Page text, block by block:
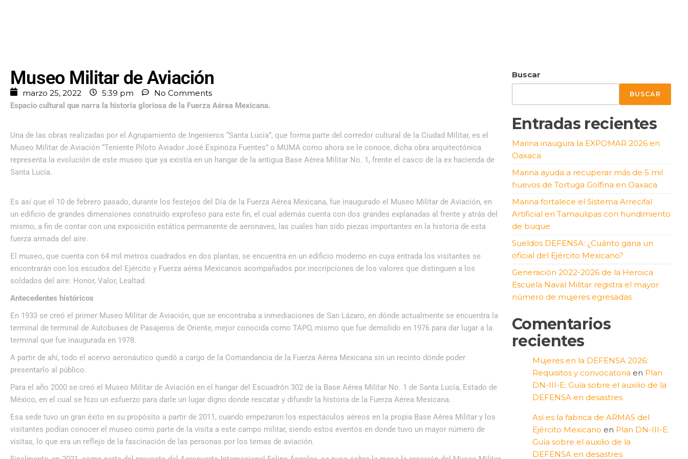
Museo Militar de Aviación
marzo 25, 2022 5:39 pm No Comments
Espacio cultural que narra la historia gloriosa de la Fuerza Aérea Mexicana.
Una de las obras realizadas por el Agrupamiento de Ingenieros “Santa Lucía”, que forma parte del corredor cultural de la Ciudad Militar, es el
Museo Militar de Aviación “Teniente Piloto Aviador José Espinoza Fuentes” o MUMA como ahora se le conoce, dicha obra arquitectónica
representa la evolución de este museo que ya existía en un hangar de la antigua Base Aérea Militar No. 1, frente el casco de la ex hacienda de
Santa Lucía.
Es así que el 10 de febrero pasado, durante los festejos del Día de la Fuerza Aérea Mexicana, fue inaugurado el Museo Militar de Aviación, en
un edificio de grandes dimensiones construido exprofeso para este fin, el cual además cuenta con dos grandes explanadas al frente y atrás del
mismo, a fin de contar con una exposición estática permanente de aeronaves, las cuales han sido piezas importantes en la historia de esta
fuerza armada del aire.
El museo, que cuenta con 64 mil metros cuadrados en dos plantas, se encuentra en un edificio moderno en cuya entrada los visitantes se
encontrarán con los escudos del Ejército y Fuerza aérea Mexicanos acompañados por inscripciones de los valores que distinguen a los
soldados del aire: Honor, Valor, Lealtad.
Antecedentes históricos
En 1933 se creó el primer Museo Militar de Aviación, que se encontraba a inmediaciones de San Lázaro, en dónde actualmente se encuentra la
terminal de terminal de Autobuses de Pasajeros de Oriente, mejor conocida como TAPO, mismo que fue demolido en 1976 para dar lugar a la
terminal que fue inaugurada en 1978.
A partir de ahí, todo el acervo aeronáutico quedó a cargo de la Comandancia de la Fuerza Aérea Mexicana sin un recinto dónde poder
presentarlo al público.
Para el año 2000 se creó el Museo Militar de Aviación en el hangar del Escuadrón 302 de la Base Aérea Militar No. 1 de Santa Lucía, Estado de
México, en el cual se hizo un esfuerzo para darle un lugar digno donde rescatar y difundir la historia de la Fuerza Aérea Mexicana.
Esa sede tuvo un gran éxito en su propósito a partir de 2011, cuando empezaron los espectáculos aéreos en la propia Base Aérea Militar y los
visitantes podían conocer el museo como parte de la visita a este campo militar, siendo estos eventos en donde tuvo un mayor número de
visitas, lo que era un reflejo de la fascinación de las personas por los temas de aviación.
Buscar
BUSCAR
Entradas recientes
Marina inaugura la EXPOMAR 2026 en
Oaxaca
Marina ayuda a recuperar más de 5 mil
huevos de Tortuga Golfina en Oaxaca
Marina fortalece el Sistema Arrecifal
Artificial en Tamaulipas con hundimiento
de buque
Sueldos DEFENSA: ¿Cuánto gana un
oficial del Ejército Mexicano?
Generación 2022-2026 de la Heroica
Escuela Naval Militar registra el mayor
número de mujeres egresadas
Comentarios
recientes
Mujeres en la DEFENSA 2026:
Requisitos y convocatoria en Plan
DN-III-E: Guía sobre el auxilio de la
DEFENSA en desastres
Así es la fabrica de ARMAS del
Ejército Mexicano en Plan DN-III-E:
Guía sobre el auxilio de la
DEFENSA en desastres